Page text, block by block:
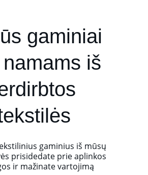
gaminiai
iš
gaminius iš mūsų
prisidedate prie aplinkos
ir mažinate vartojimą